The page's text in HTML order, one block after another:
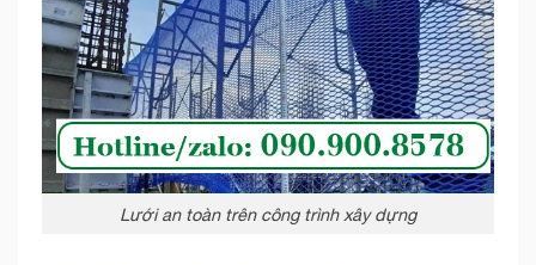
Lưới an toàn trên công trình xây dựng